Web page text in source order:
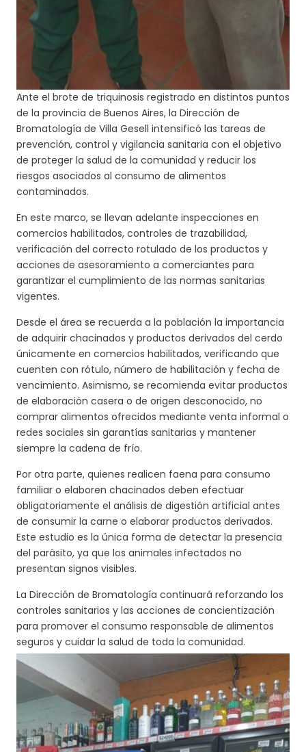
Ante el brote de triquinosis registrado en distintos puntos
de la provincia de Buenos Aires, la Dirección de
Bromatología de Villa Gesell intensificó las tareas de
prevención, control y vigilancia sanitaria con el objetivo
de proteger la salud de la comunidad y reducir los
riesgos asociados al consumo de alimentos
contaminados.
En este marco, se llevan adelante inspecciones en
comercios habilitados, controles de trazabilidad,
verificación del correcto rotulado de los productos y
acciones de asesoramiento a comerciantes para
garantizar el cumplimiento de las normas sanitarias
vigentes.
Desde el área se recuerda a la población la importancia
de adquirir chacinados y productos derivados del cerdo
únicamente en comercios habilitados, verificando que
cuenten con rótulo, número de habilitación y fecha de
vencimiento. Asimismo, se recomienda evitar productos
de elaboración casera o de origen desconocido, no
comprar alimentos ofrecidos mediante venta informal o
redes sociales sin garantías sanitarias y mantener
siempre la cadena de frío.
Por otra parte, quienes realicen faena para consumo
familiar o elaboren chacinados deben efectuar
obligatoriamente el análisis de digestión artificial antes
de consumir la carne o elaborar productos derivados.
Este estudio es la única forma de detectar la presencia
del parásito, ya que los animales infectados no
presentan signos visibles.
La Dirección de Bromatología continuará reforzando los
controles sanitarios y las acciones de concientización
para promover el consumo responsable de alimentos
seguros y cuidar la salud de toda la comunidad.